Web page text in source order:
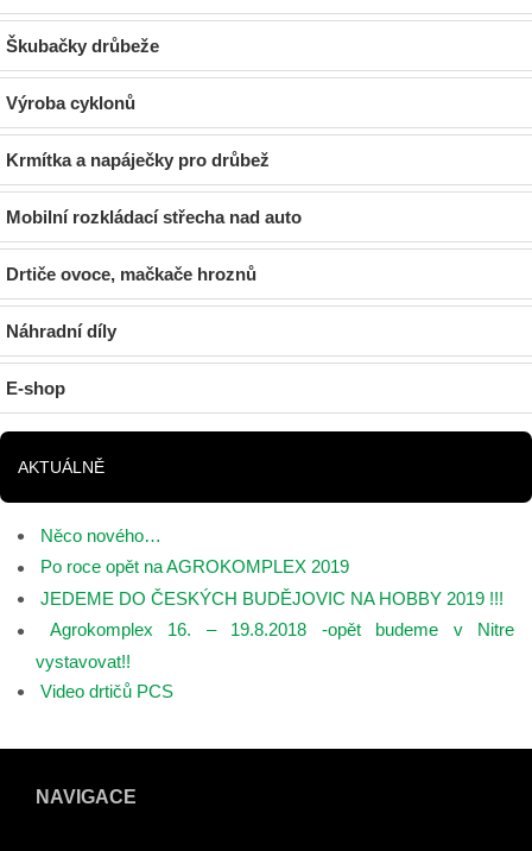
Škubačky drůbeže
Výroba cyklonů
Krmítka a napáječky pro drůbež
Mobilní rozkládací střecha nad auto
Drtiče ovoce, mačkače hroznů
Náhradní díly
E-shop
AKTUÁLNĚ
Něco nového…
Po roce opět na AGROKOMPLEX 2019
JEDEME DO ČESKÝCH BUDĚJOVIC NA HOBBY 2019 !!!
Agrokomplex 16. – 19.8.2018 -opět budeme v Nitre
vystavovat!!
Video drtičů PCS
NAVIGACE